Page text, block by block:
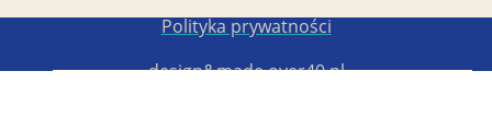
Polityka prywatności
design&madeover40.pl